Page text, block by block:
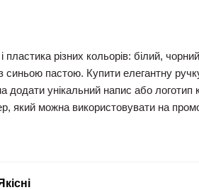
різних кольорів: білий,
синьою пастою. Купити елегантну
унікальний напис або логотип
який можна використовувати на